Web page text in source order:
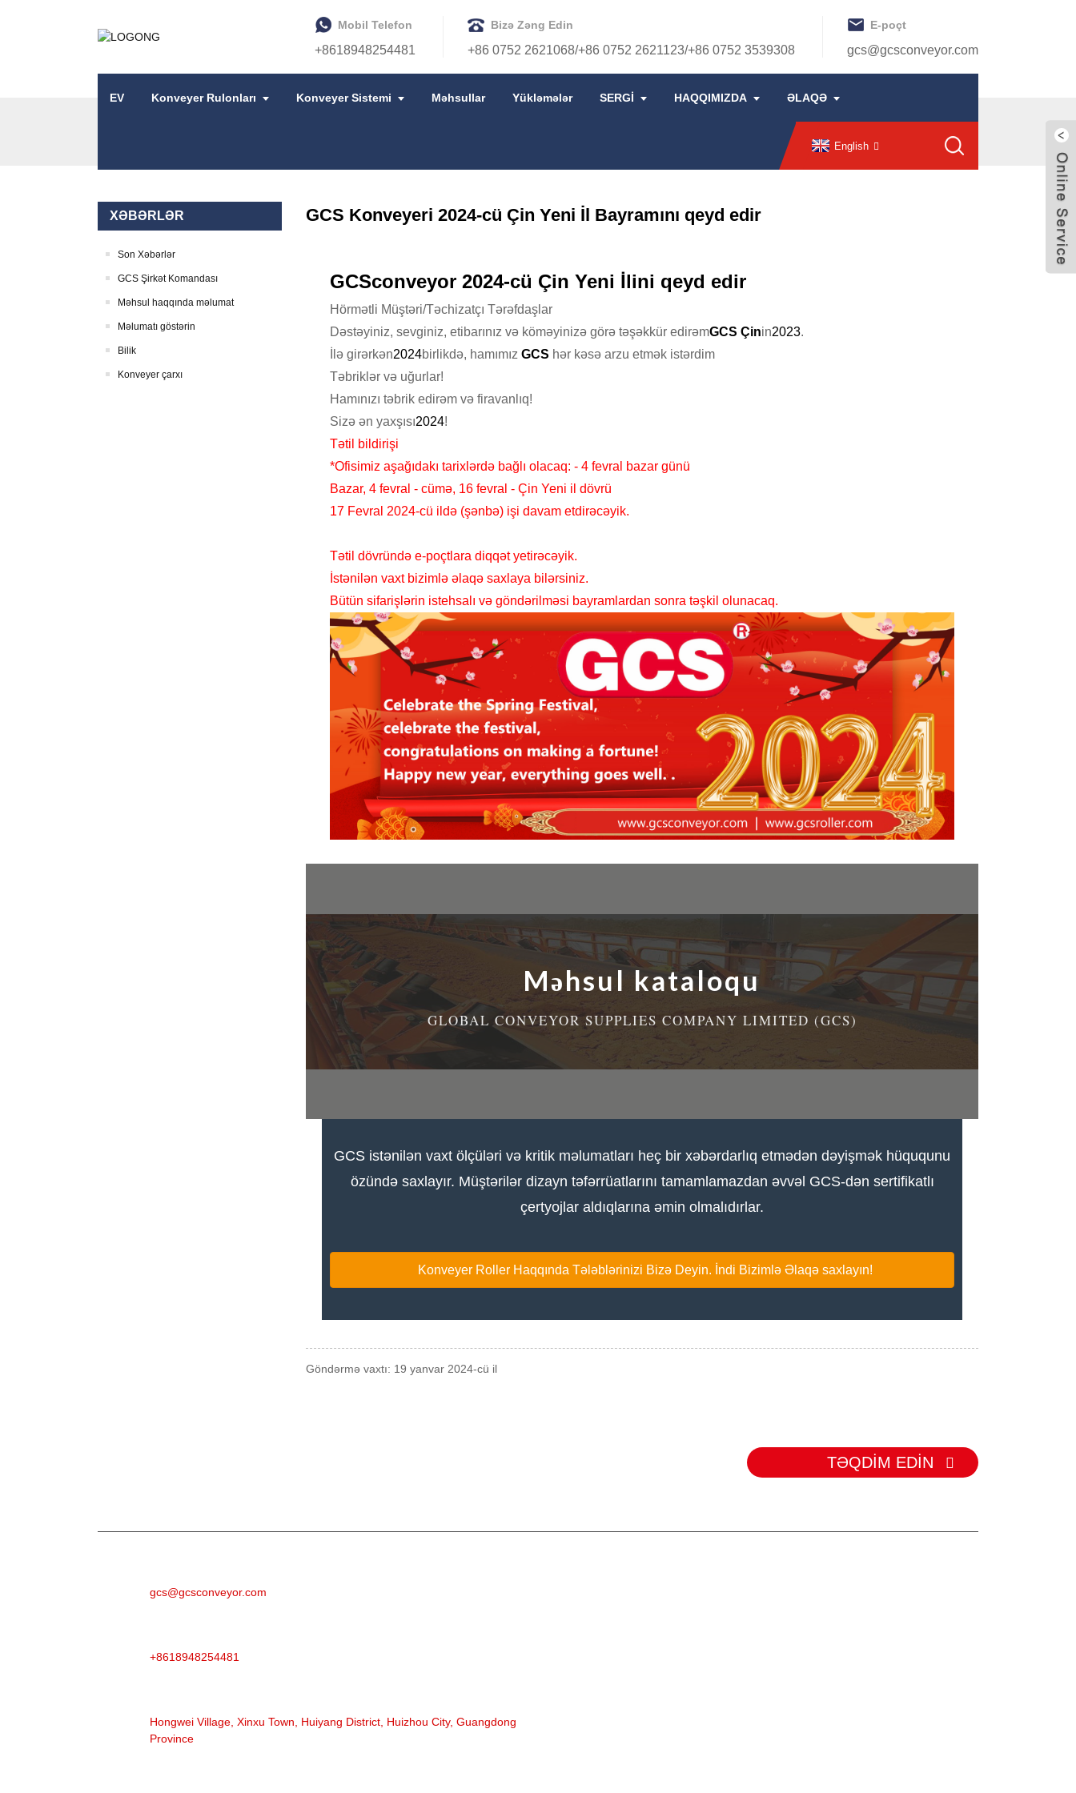
Mobil Telefon
+8618948254481
Bizə Zəng Edin
+86 0752 2621068/+86 0752 2621123/+86 0752 3539308
E-poçt
gcs@gcsconveyor.com
EV Konveyer Rulonları Konveyer Sistemi Məhsullar Yükləmələr SERGİ HAQQIMIZDA ƏLAQƏ
English
XƏBƏRLƏR
Son Xəbərlər
GCS Şirkət Komandası
Məhsul haqqında məlumat
Məlumatı göstərin
Bilik
Konveyer çarxı
GCS Konveyeri 2024-cü Çin Yeni İl Bayramını qeyd edir
GCSconveyor 2024-cü Çin Yeni İlini qeyd edir
Hörmətli Müştəri/Təchizatçı Tərəfdaşlar
Dəstəyiniz, sevginiz, etibarınız və köməyinizə görə təşəkkür edirəmGCS Çinin2023.
İlə girərkən2024birlikdə, hamımız GCS hər kəsə arzu etmək istərdim
Təbriklər və uğurlar!
Hamınızı təbrik edirəm və firavanlıq!
Sizə ən yaxşısı2024!
Tətil bildirişi
*Ofisimiz aşağıdakı tarixlərdə bağlı olacaq: - 4 fevral bazar günü
Bazar, 4 fevral - cümə, 16 fevral - Çin Yeni il dövrü
17 Fevral 2024-cü ildə (şənbə) işi davam etdirəcəyik.
Tətil dövründə e-poçtlara diqqət yetirəcəyik.
İstənilən vaxt bizimlə əlaqə saxlaya bilərsiniz.
Bütün sifarişlərin istehsalı və göndərilməsi bayramlardan sonra təşkil olunacaq.
Məhsul kataloqu
GLOBAL CONVEYOR SUPPLIES COMPANY LIMITED (GCS)
GCS istənilən vaxt ölçüləri və kritik məlumatları heç bir xəbərdarlıq etmədən dəyişmək hüququnu
özündə saxlayır. Müştərilər dizayn təfərrüatlarını tamamlamazdan əvvəl GCS-dən sertifikatlı
çertyojlar aldıqlarına əmin olmalıdırlar.
Konveyer Roller Haqqında Tələblərinizi Bizə Deyin. İndi Bizimlə Əlaqə saxlayın!
Göndərmə vaxtı: 19 yanvar 2024-cü il
TƏQDİM EDİN
gcs@gcsconveyor.com
+8618948254481
Hongwei Village, Xinxu Town, Huiyang District, Huizhou City, Guangdong
Province